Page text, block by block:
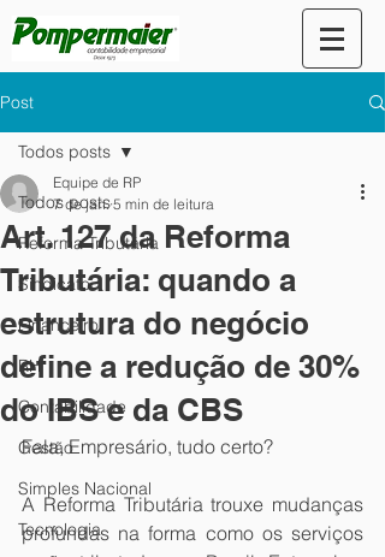
Post
Todos posts
Reforma Tributária
Sindicato
Financeiro
RH
Contabilidade
Gestão
Simples Nacional
Tecnologia
Todos posts
Art. 127 da Reforma
Tributária: quando a
estrutura do negócio
define a redução de 30%
do IBS e da CBS
Equipe de RP
7 de jan. 5 min de leitura
Fala, Empresário, tudo certo?
A Reforma Tributária trouxe mudanças
profundas na forma como os serviços